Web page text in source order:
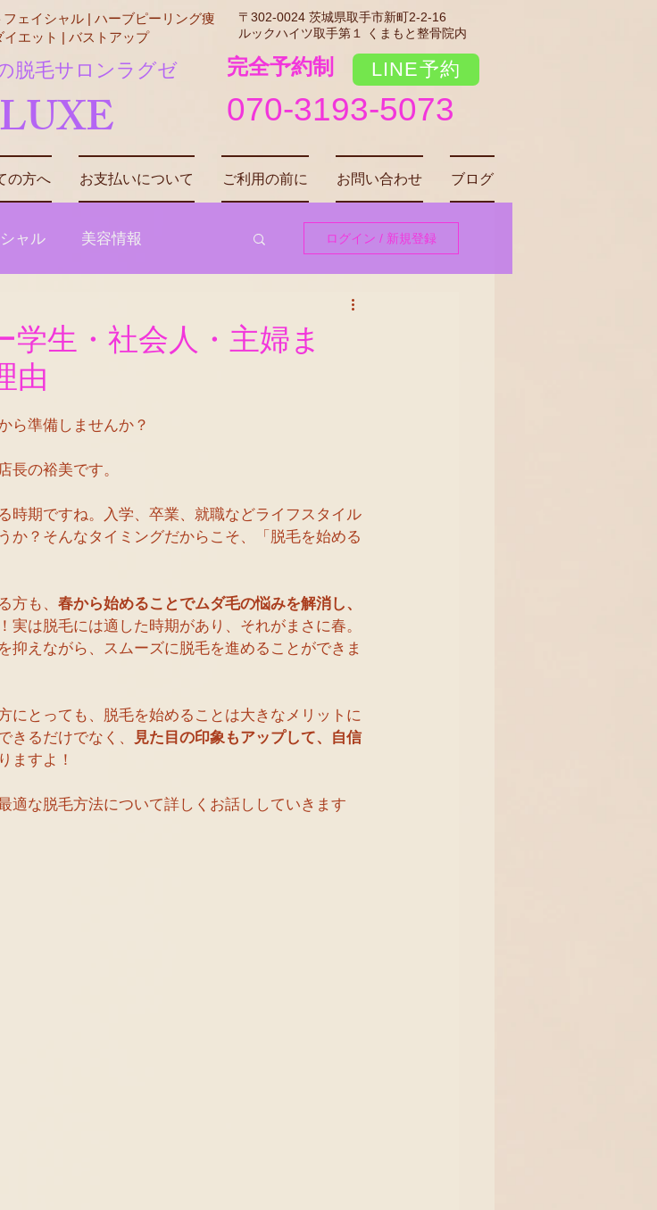
〒302-0024 茨城県取手市新町2-2-16
ルックハイツ取手第１ くまもと整骨院内
​完全予約制
070-3193-5073
LINE予約
ェイシャル | ハーブピーリング痩
イエット | バストアップ
脱毛サロンラグゼ
LUXE
の方へ お支払いについて ご利用の前に お問い合わせ ブログ
ャル 美容情報 ログイン / 新規登録
生・社会人・主婦ま
由
ら準備しませんか？
長の裕美です。
時期ですね。入学、卒業、就職などライフスタイル
か？そんなタイミングだからこそ、「脱毛を始める
方も、 春から始めることでムダ毛の悩みを解消し、
実は脱毛には適した時期があり、それがまさに春。
抑えながら、スムーズに脱毛を進めることができま
にとっても、脱毛を始めることは大きなメリットに
きるだけでなく、
見た目の印象もアップして、自信
ますよ！
適な脱毛方法について詳しくお話ししていきます